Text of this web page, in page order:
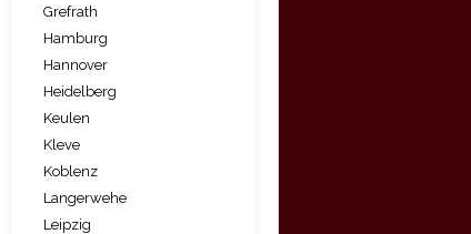
Grefrath
Hamburg
Hannover
Heidelberg
Keulen
Kleve
Koblenz
Langerwehe
Leipzig